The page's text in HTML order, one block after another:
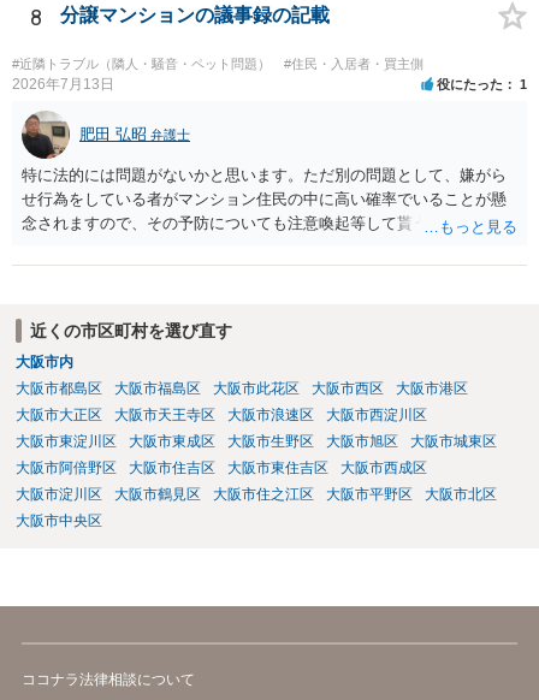
せんので、更新拒絶を拒否される方向性でよろしいかと存じます。 そ
の交渉の中で、一定の金銭をもらえれば退去には応じる旨交渉をして
みるのはいかがでしょうか。 過去に賃借人の許可なく無断で賃貸人が
入室する行為自体は不法行為となり、また刑事的にも住居侵入罪が成
立する可能性がありますので、これを理由に一定の金銭賠償を求める
のも一つでしょう。
8 分譲マンションの議事録の記載
#近隣トラブル（隣人・騒音・ペット問題） #住民・入居者・買主側
2026年7月13日 役にたった 1
肥田 弘昭 弁護士
特に法的には問題がないかと思います。ただ別の問題として、嫌がら
せ行為をしている者がマンション住民の中に高い確率でいることが懸
念されますので、その予防についても注意喚起等して貰うと良いかと
近くの市区町村を選び直す
大阪市内
大阪市都島区
大阪市福島区 大阪市此花区 大阪市西区
大阪市港区
大阪市大正区
大阪市天王寺区 大阪市浪速区
大阪市西淀川区
大阪市東淀川区
大阪市東成区 大阪市生野区 大阪市旭区
大阪市城東区
大阪市阿倍野区
大阪市住吉区 大阪市東住吉区
大阪市西成区
大阪市淀川区
大阪市鶴見区 大阪市住之江区 大阪市平野区
大阪市北区
大阪市中央区
ココナラ法律相談について